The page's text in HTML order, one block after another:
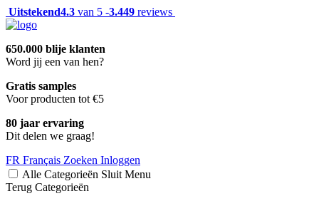
Uitstekend4.3 van 5 -3.449 reviews
650.000 blije klanten
Word jij een van hen?
Gratis samples
Voor producten tot €5
80 jaar ervaring
Dit delen we graag!
FR Français Zoeken Inloggen
Alle Categorieën Sluit Menu
Terug Categorieën